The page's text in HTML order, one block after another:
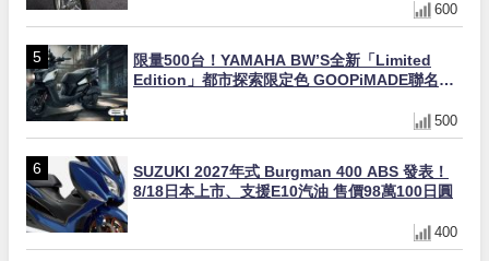
600
限量500台！YAMAHA BW’S全新「Limited
Edition」都市探索限定色 GOOPiMADE聯名包
500
SUZUKI 2027年式 Burgman 400 ABS 發表！
8/18日本上市、支援E10汽油 售價98萬100日圓
400